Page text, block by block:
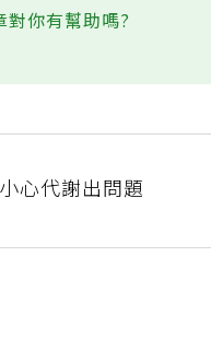
對你有幫助嗎?
心代謝出問題